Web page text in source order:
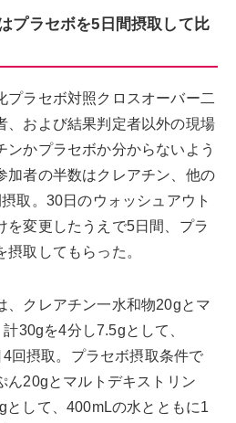
プラセボを5日間摂取して比
プラセボ対照クロスオーバー二
、および結果判定者以外の現場
ンかプラセボか分からないよう
加者の半数はクレアチン、他の
取。30日のウォッシュアウト
を変更したうえで5日間、プラ
取してもらった。
、クレアチン一水和物20gとマ
30gを4分し7.5gとして、
回摂取。プラセボ摂取条件で
ん20gとマルトデキストリン
として、400mLの水とともに1